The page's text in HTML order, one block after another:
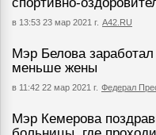
в 13:53 23 мар 2021 г. А42.RU
Мэр Белова заработал
меньше жены
в 11:42 22 мар 2021 г. Федерал
Мэр Кемерова